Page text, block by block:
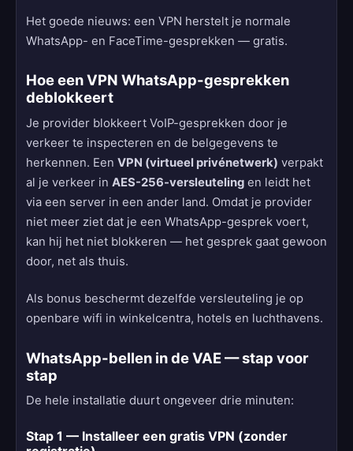
Het goede nieuws: een VPN herstelt je normale
WhatsApp- en FaceTime-gesprekken — gratis.
Hoe een VPN WhatsApp-gesprekken
deblokkeert
Je provider blokkeert VoIP-gesprekken door je
verkeer te inspecteren en de belgegevens te
herkennen. Een VPN (virtueel privénetwerk) verpakt
al je verkeer in AES-256-versleuteling en leidt het
via een server in een ander land. Omdat je provider
niet meer ziet dat je een WhatsApp-gesprek voert,
kan hij het niet blokkeren — het gesprek gaat gewoon
door, net als thuis.
Als bonus beschermt dezelfde versleuteling je op
openbare wifi in winkelcentra, hotels en luchthavens.
WhatsApp-bellen in de VAE — stap voor
stap
De hele installatie duurt ongeveer drie minuten:
Stap 1 — Installeer een gratis VPN (zonder